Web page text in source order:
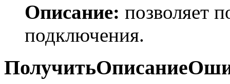
Описание: позволяет
подключения.